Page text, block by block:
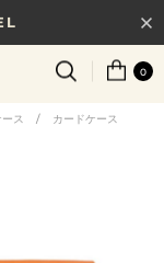
で送料無料
フトガイド
0
ス / カードケース